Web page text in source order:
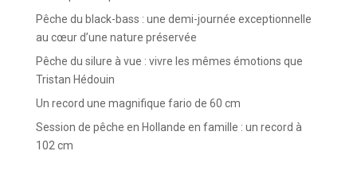
Pêche du black-bass : une demi-journée exceptionnelle
au cœur d’une nature préservée
Pêche du silure à vue : vivre les mêmes émotions que
Tristan Hédouin
Un record une magnifique fario de 60 cm
Session de pêche en Hollande en famille : un record à
102 cm